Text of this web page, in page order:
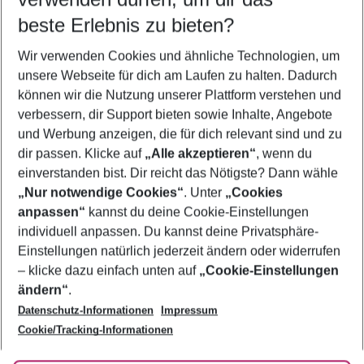
5-8 Nächte
2 Erwachsene Keine Kinder
Mehr Filter anzeigen
Footer
Footer navigation
Über uns
AGB
Bestpreisgarantie
Cookie-Einstellungen ändern
Cookie-Richtlinie
Agenturbetreuung
Barrierefreies Reisen
Folge uns
beste Erlebnis zu bieten?
Wir verwenden Cookies und ähnliche Technologien, um
unsere Webseite für dich am Laufen zu halten. Dadurch
können wir die Nutzung unserer Plattform verstehen und
verbessern, dir Support bieten sowie Inhalte, Angebote
und Werbung anzeigen, die für dich relevant sind und zu
dir passen. Klicke auf „Alle akzeptieren“, wenn du
einverstanden bist. Dir reicht das Nötigste? Dann wähle
„Nur notwendige Cookies“. Unter „Cookies
anpassen“ kannst du deine Cookie-Einstellungen
individuell anpassen. Du kannst deine Privatsphäre-
Einstellungen natürlich jederzeit ändern oder widerrufen
– klicke dazu einfach unten auf „Cookie-Einstellungen
ändern“.
Datenschutz-Informationen
Impressum
Cookie/Tracking-Informationen